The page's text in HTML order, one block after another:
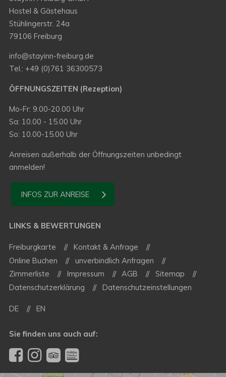
Hostel & Gästehaus
Stühlingerstr. 24a
79106 Freiburg
info@stayinn-freiburg.de
Tel.: +49 (0)761 36300573
ÖFFNUNGSZEITEN (Rezeption)
Mo-Fr: 9.00-20.00 Uhr
Sa: 10.00 - 15.00 Uhr
So: 10.00-15.00 Uhr
Anreisen außerhalb der Öffnungszeiten unbedingt
anmelden!
INFOS ZUR ANREISE
LINKS & BEWERTUNGEN
Freiburgkarte
Kontakt & Anfrage
Online Buchen
unverbindlich Anfragen
Zimmerliste
Impressum AGB
Sitemap
Datenschutzerklärung
Datenschutzeinstellungen
DE EN
Sie finden uns auch auf: